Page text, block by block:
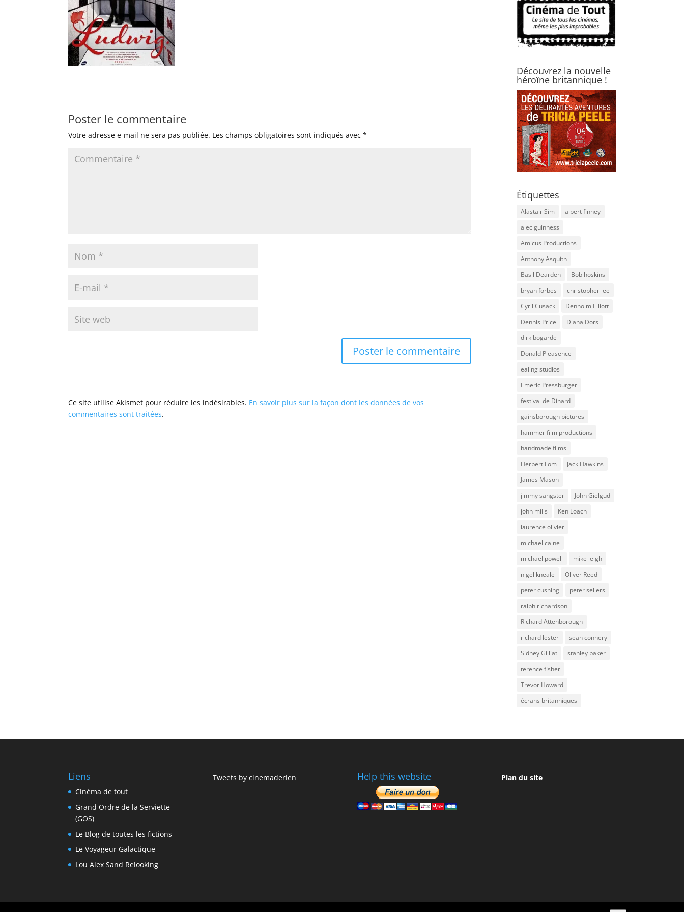
Poster le commentaire
Votre adresse e-mail ne sera pas publiée. Les champs obligatoires sont indiqués avec*
Ce site utilise Akismet pour réduire les indésirables. En savoir plus sur la façon dont les données de vos
commentaires sont traitées.
Découvrez la nouvelle
héroïne britannique !
Étiquettes
Alastair Sim
albert finney
alec guinness
Amicus Productions
Anthony Asquith
Basil Dearden
Bob hoskins
bryan forbes
christopher lee
Cyril Cusack
Denholm Elliott
Dennis Price
Diana Dors
dirk bogarde
Donald Pleasence
ealing studios
Emeric Pressburger
festival de Dinard
gainsborough pictures
hammer film productions
handmade films
Herbert Lom
Jack Hawkins
James Mason
jimmy sangster
John Gielgud
john mills
Ken Loach
laurence olivier
michael caine
michael powell
mike leigh
nigel kneale
Oliver Reed
peter cushing
peter sellers
ralph richardson
Richard Attenborough
richard lester
sean connery
Sidney Gilliat
stanley baker
terence fisher
Trevor Howard
écrans britanniques
Liens
Cinéma de tout
Grand Ordre de la Serviette
(GOS)
Le Blog de toutes les fictions
Le Voyageur Galactique
Lou Alex Sand Relooking
Tweets by cinemaderien Help this website Plan du site